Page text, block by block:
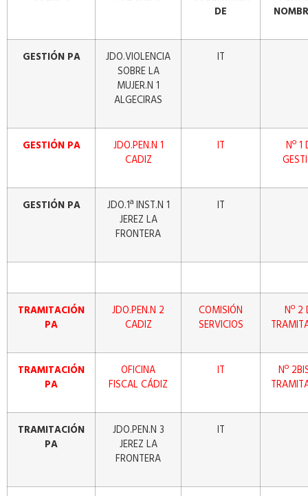
DE
GESTIÓN PA
JDO.VIOLENCIA
SOBRE LA
MUJER.N 1
ALGECIRAS
IT
GESTIÓN PA
JDO.PEN.N 1
CADIZ
IT
Nº 1
GESTIÓN PA
JDO.1ª INST.N 1
JEREZ LA
FRONTERA
IT
TRAMITACIÓN
PA
JDO.PEN.N 2
CADIZ
COMISIÓN
SERVICIOS
Nº 2
TRAMITACIÓN
PA
OFICINA
FISCAL CÁDIZ
IT
Nº
TRAMITACIÓN
PA
JDO.PEN.N 3
JEREZ LA
FRONTERA
IT